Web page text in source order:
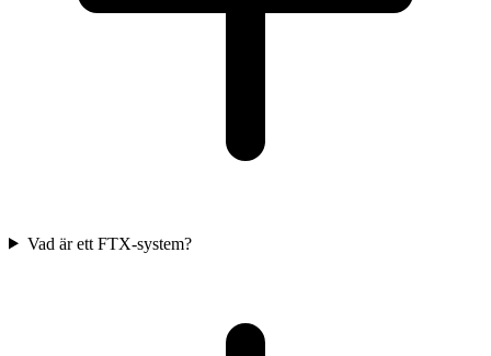
Vad är ett FTX-system?